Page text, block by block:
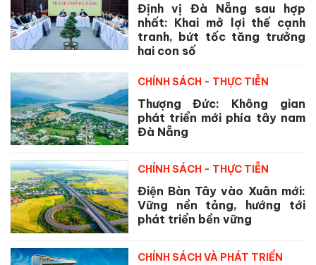
Định vị Đà Nẵng sau hợp
nhất: Khai mở lợi thế cạnh
tranh, bứt tốc tăng trưởng
hai con số
CHÍNH SÁCH - THỰC TIỄN
Thượng Đức: Không gian
phát triển mới phía tây nam
Đà Nẵng
CHÍNH SÁCH - THỰC TIỄN
Điện Bàn Tây vào Xuân mới:
Vững nền tảng, hướng tới
phát triển bền vững
CHÍNH SÁCH VÀ PHÁT TRIỂN